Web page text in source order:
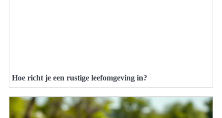
Hoe richt je een rustige leefomgeving in?